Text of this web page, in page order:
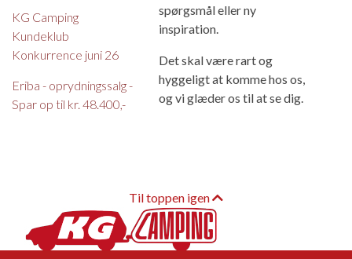
KG Camping
Kundeklub
Konkurrence juni 26
Eriba - oprydningssalg -
Spar op til kr. 48.400,-
spørgsmål eller ny
inspiration.
Det skal være rart og
hyggeligt at komme hos os,
og vi glæder os til at se dig.
Til toppen igen